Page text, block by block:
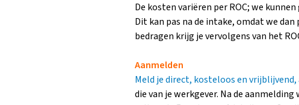
De kosten variëren per ROC; we
Dit kan pas na de intake, omdat we
bedragen krijg je vervolgens van het
Aanmelden
Meld je direct, kosteloos en
die van je werkgever. Na de